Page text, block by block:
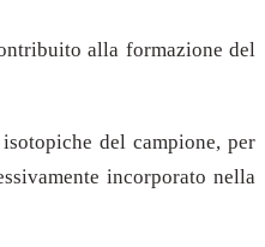
alla formazione del
del campione, per
incorporato nella